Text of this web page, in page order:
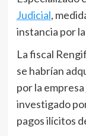
Judicial,
instancia por
La fiscal
se habrían
por la empresa
investigado
pagos ilícitos